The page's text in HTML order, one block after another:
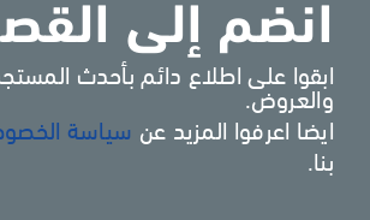
انضم إلى
ابقوا على اطلاع دائم بأحدث
والعروض.
ايضا اعرفوا المزيد عن سياسة
بنا.